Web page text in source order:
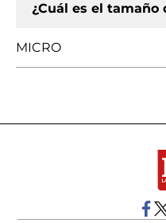
¿Cuál es el tamaño
MICRO